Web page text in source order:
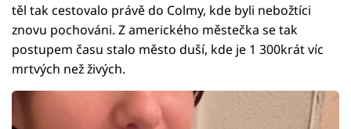
těl tak cestovalo právě do Colmy, kde byli nebožtíci
znovu pochováni. Z amerického městečka se tak
postupem času stalo město duší, kde je 1 300krát víc
mrtvých než živých.